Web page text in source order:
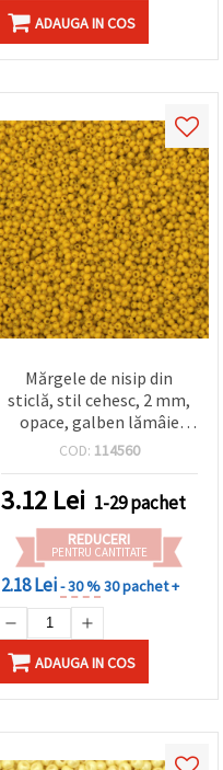
ADAUGA IN COS
Mărgele de nisip din
sticlă, stil cehesc, 2 mm,
opace, galben lămâie
închis, 15 g ±2050 buc.
COD: 114560
3.12 Lei 1-29 pachet
REDUCERI
PENTRU CANTITATE
2.18 Lei- 30 %30 pachet +
ADAUGA IN COS